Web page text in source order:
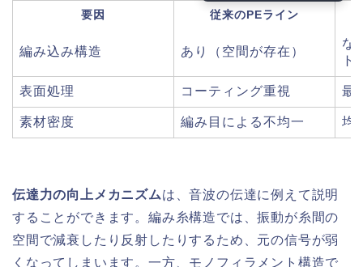
要因 従来のPEライン
編み込み構造 あり（空間が存在）
な
ト
表面処理 コーティング重視 最
素材密度 編み目による不均一 均
伝達力の向上メカニズムは、音波の伝達に例えて説明
することができます。編み糸構造では、振動が糸間の
空間で減衰したり反射したりするため、元の信号が弱
くなってしまいます。一方、モノフィラメント構造で